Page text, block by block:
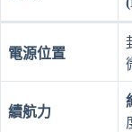
電源位置
續航力